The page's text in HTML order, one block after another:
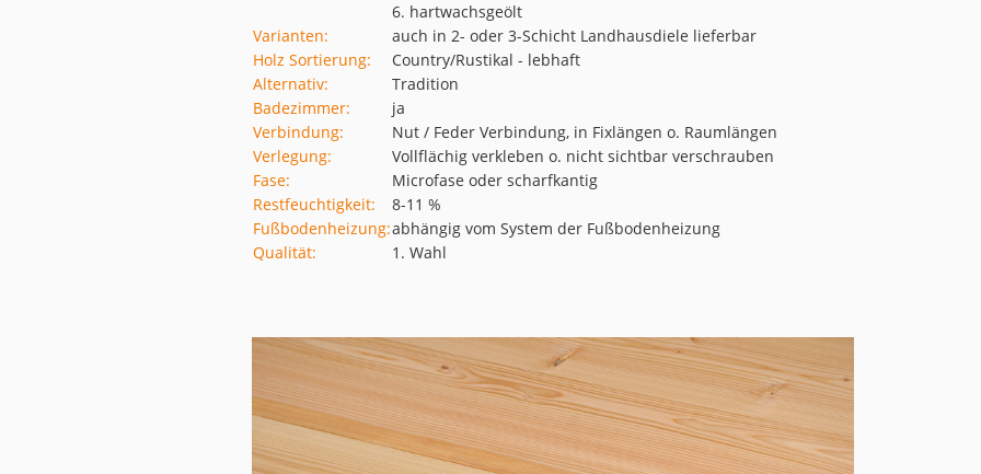
6. hartwachsgeölt
Varianten:
auch in 2- oder 3-Schicht Landhausdiele lieferbar
Holz Sortierung:
Country/Rustikal - lebhaft
Alternativ:
Tradition
Badezimmer:
ja
Verbindung:
Nut / Feder Verbindung, in Fixlängen o. Raumlängen
Verlegung:
Vollflächig verkleben o. nicht sichtbar verschrauben
Fase:
Microfase oder scharfkantig
Restfeuchtigkeit:
8-11 %
Fußbodenheizung:abhängig vom System der Fußbodenheizung
Qualität:
1. Wahl